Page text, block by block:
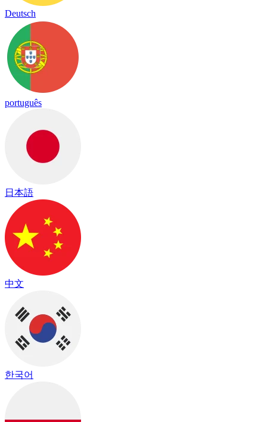
Deutsch
português
日本語
中文
한국어